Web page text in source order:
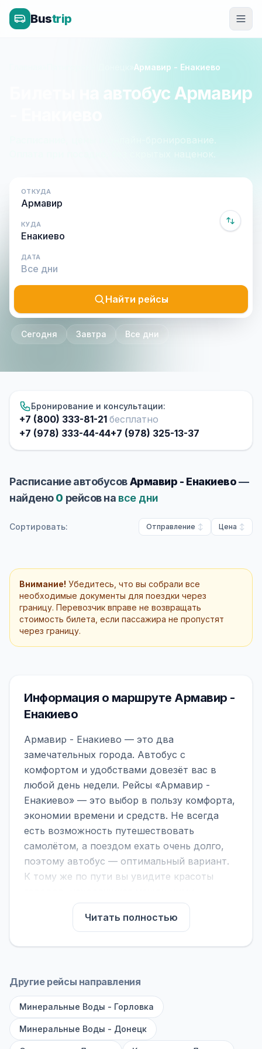
Bustrip
Армавир - Енакиево
Билеты на автобус Армавир
Расписание, цены и онлайн-бронирование.
Оплата при посадке, без скрытых наценок.
ОТКУДА
КУДА
ДАТА
Найти рейсы
Сегодня Завтра Все дни
Бронирование и консультации:
+7 (800) 333-81-21 бесплатно
+7 (978) 333-44-44+7 (978) 325-13-37
Расписание автобусовАрмавир - Енакиево—
найдено0 рейсов на все дни
Сортировать: Отправление Цена
Внимание! Убедитесь, что вы собрали все
необходимые документы для поездки через
границу. Перевозчик вправе не возвращать
стоимость билета, если пассажира не пропустят
через границу.
Информация о маршруте Армавир -
Енакиево
Армавир - Енакиево — это два
замечательных города. Автобус с
комфортом и удобствами довезёт вас в
любой день недели. Рейсы «Армавир -
Енакиево» — это выбор в пользу комфорта,
экономии времени и средств. Не всегда
есть возможность путешествовать
самолётом, а поездом ехать очень долго,
поэтому автобус — оптимальный вариант.
К тому же по пути вы увидите красоты
На нашем сайте вы можете найти
расписание автобусов Армавир - Енакиево,
сравнить рейсы и выбрать подходящий.
на микроавтобусы (8–18 мест). Если важен
(от 40 мест): у них лучше подвеска и
дорога ощущается меньше.
Читать полностью
Другие рейсы направления
Минеральные Воды - Горловка
Минеральные Воды - Донецк